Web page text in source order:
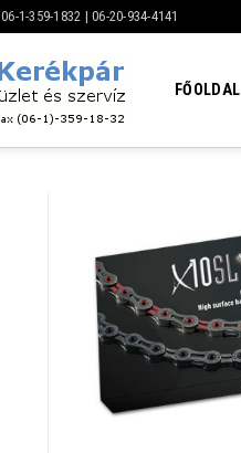
06-1-359-1832 | 06-20-934-4141
FŐOLDAL